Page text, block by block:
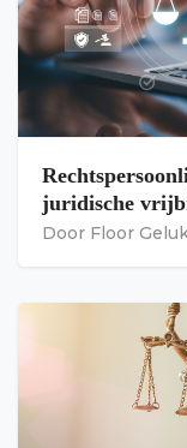
juridische
Door Floor